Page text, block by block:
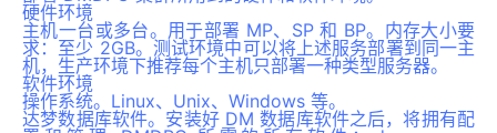
硬件环境
主机一台或多台。用于部署 MP、SP 和 BP。内存大小要
求：至少 2GB。测试环境中可以将上述服务部署到同一主
机，生产环境下推荐每个主机只部署一种类型服务器。
软件环境
操作系统。Linux、Unix、Windows 等。
达梦数据库软件。安装好 DM 数据库软件之后，将拥有配